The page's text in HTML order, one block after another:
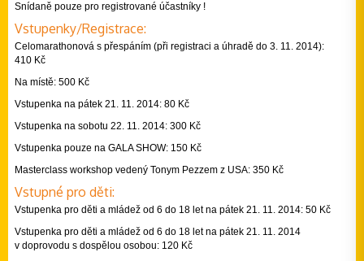
Snídaně pouze pro registrované účastníky !
Vstupenky/Regis­trace:
Celomarathonová s přespáním (při registraci a úhradě do 3. 11. 2014):
410 Kč
Na místě: 500 Kč
Vstupenka na pátek 21. 11. 2014: 80 Kč
Vstupenka na sobotu 22. 11. 2014: 300 Kč
Vstupenka pouze na GALA SHOW: 150 Kč
Masterclass workshop vedený Tonym Pezzem z USA: 350 Kč
Vstupné pro děti:
Vstupenka pro děti a mládež od 6 do 18 let na pátek 21. 11. 2014: 50 Kč
Vstupenka pro děti a mládež od 6 do 18 let na pátek 21. 11. 2014
v doprovodu s dospělou osobou: 120 Kč